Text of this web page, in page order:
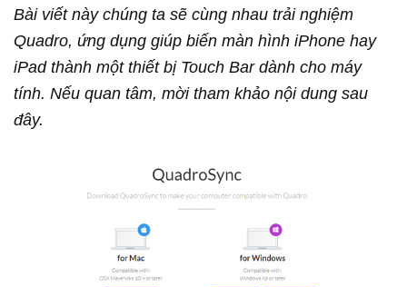
Bài viết này chúng ta sẽ cùng nhau trải nghiệm
Quadro, ứng dụng giúp biến màn hình iPhone hay
iPad thành một thiết bị Touch Bar dành cho máy
tính. Nếu quan tâm, mời tham khảo nội dung sau
đây.